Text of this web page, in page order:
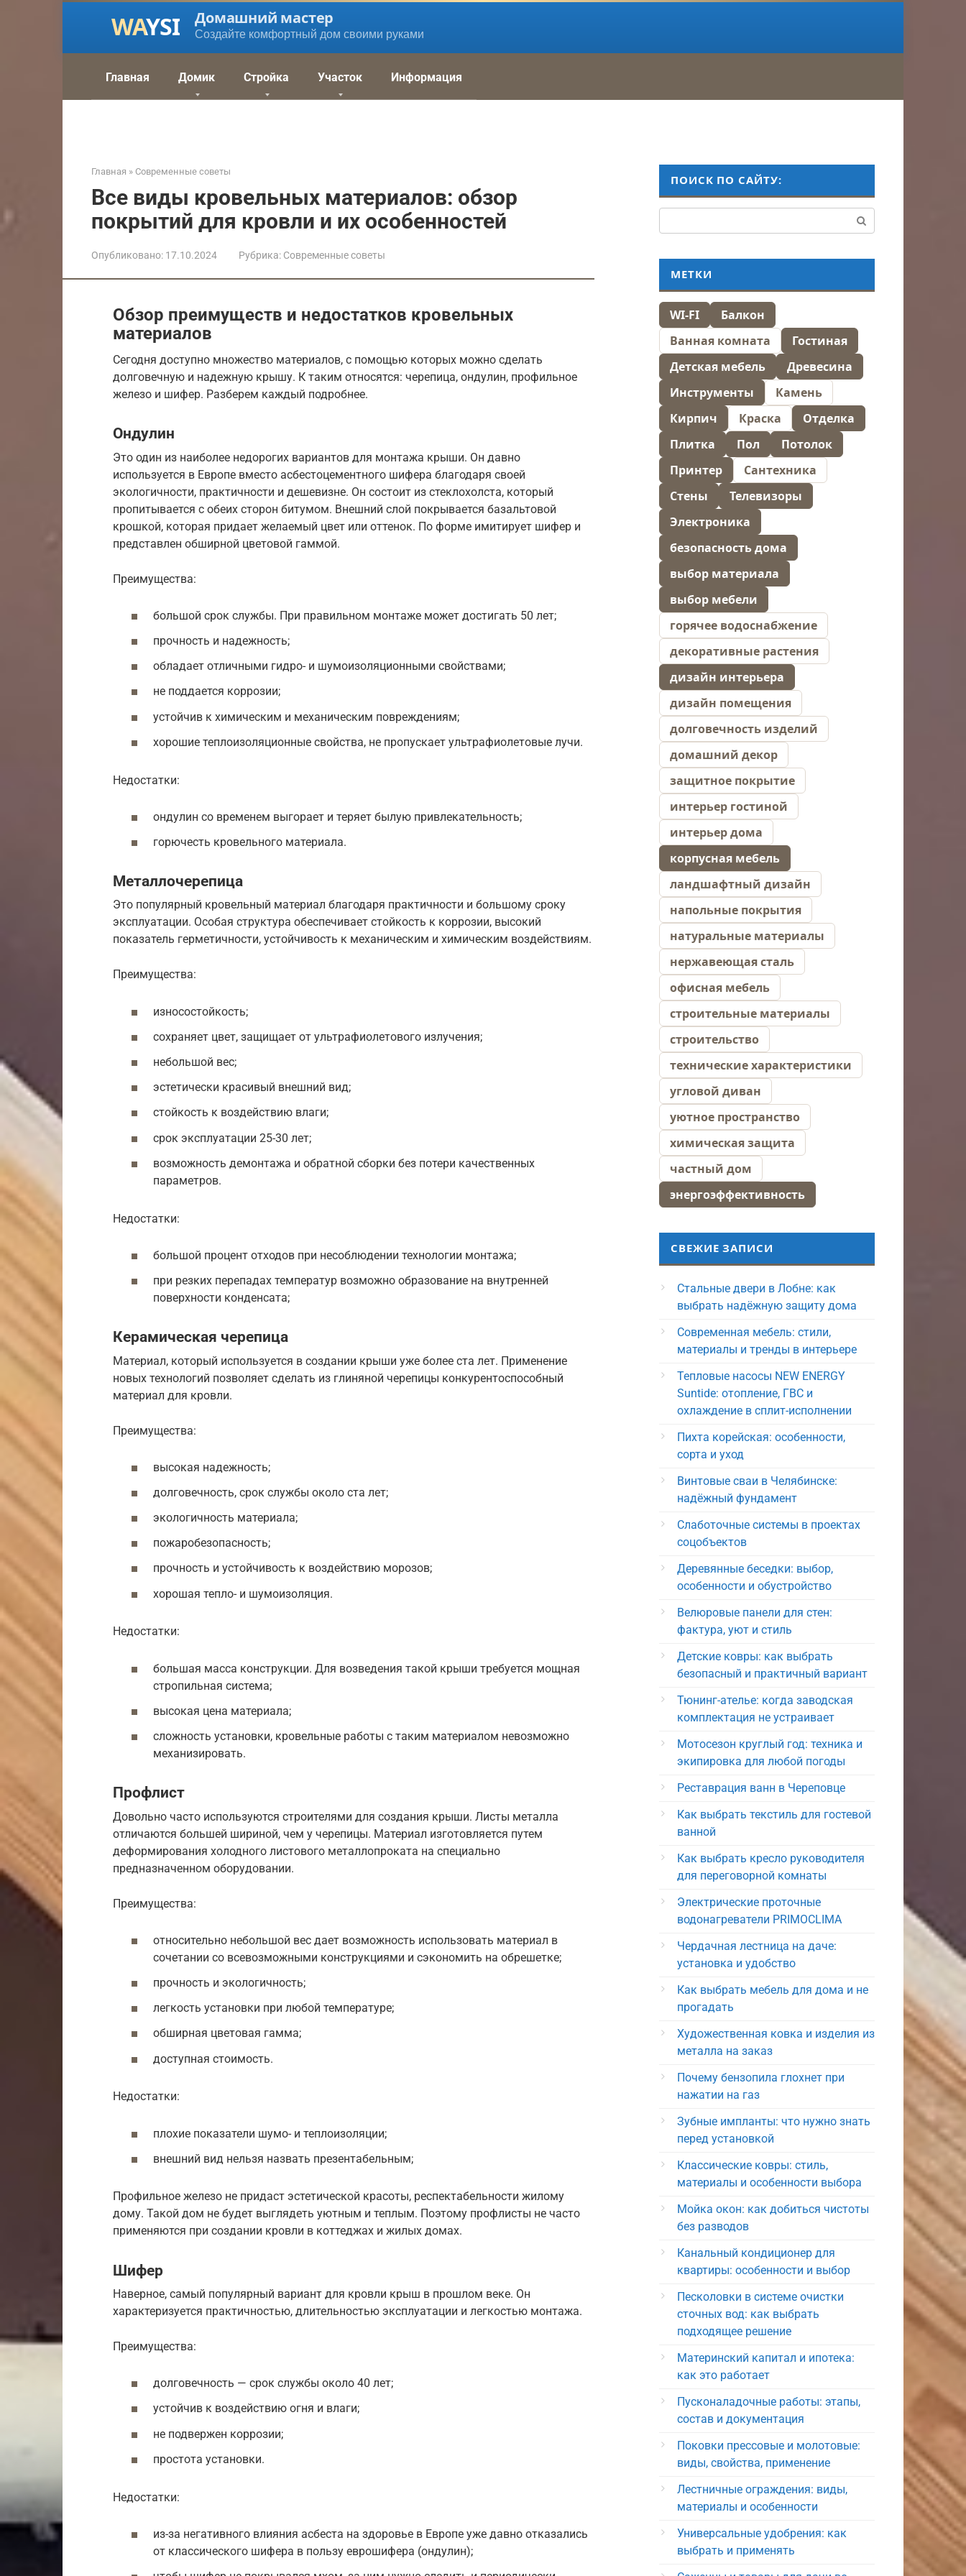
Домашний мастер
Создайте комфортный дом своими руками
Главная Домик Стройка Участок Информация
Главная » Современные советы
Все виды кровельных материалов: обзор
покрытий для кровли и их особенностей
Опубликовано: 17.10.2024 Рубрика: Современные советы
Обзор преимуществ и недостатков кровельных
материалов
Сегодня доступно множество материалов, с помощью которых можно сделать
долговечную и надежную крышу. К таким относятся: черепица, ондулин, профильное
железо и шифер. Разберем каждый подробнее.
Ондулин
Это один из наиболее недорогих вариантов для монтажа крыши. Он давно
используется в Европе вместо асбестоцементного шифера благодаря своей
экологичности, практичности и дешевизне. Он состоит из стеклохолста, который
пропитывается с обеих сторон битумом. Внешний слой покрывается базальтовой
крошкой, которая придает желаемый цвет или оттенок. По форме имитирует шифер и
представлен обширной цветовой гаммой.
Преимущества:
большой срок службы. При правильном монтаже может достигать 50 лет;
прочность и надежность;
обладает отличными гидро- и шумоизоляционными свойствами;
не поддается коррозии;
устойчив к химическим и механическим повреждениям;
хорошие теплоизоляционные свойства, не пропускает ультрафиолетовые лучи.
Недостатки:
ондулин со временем выгорает и теряет былую привлекательность;
горючесть кровельного материала.
Металлочерепица
Это популярный кровельный материал благодаря практичности и большому сроку
эксплуатации. Особая структура обеспечивает стойкость к коррозии, высокий
показатель герметичности, устойчивость к механическим и химическим воздействиям.
Преимущества:
износостойкость;
сохраняет цвет, защищает от ультрафиолетового излучения;
небольшой вес;
эстетически красивый внешний вид;
стойкость к воздействию влаги;
срок эксплуатации 25-30 лет;
возможность демонтажа и обратной сборки без потери качественных
параметров.
Недостатки:
большой процент отходов при несоблюдении технологии монтажа;
при резких перепадах температур возможно образование на внутренней
поверхности конденсата;
Керамическая черепица
Материал, который используется в создании крыши уже более ста лет. Применение
новых технологий позволяет сделать из глиняной черепицы конкурентоспособный
материал для кровли.
Преимущества:
высокая надежность;
долговечность, срок службы около ста лет;
экологичность материала;
пожаробезопасность;
прочность и устойчивость к воздействию морозов;
хорошая тепло- и шумоизоляция.
Недостатки:
большая масса конструкции. Для возведения такой крыши требуется мощная
стропильная система;
высокая цена материала;
сложность установки, кровельные работы с таким материалом невозможно
механизировать.
Профлист
Довольно часто используются строителями для создания крыши. Листы металла
отличаются большей шириной, чем у черепицы. Материал изготовляется путем
деформирования холодного листового металлопроката на специально
предназначенном оборудовании.
Преимущества:
относительно небольшой вес дает возможность использовать материал в
сочетании со всевозможными конструкциями и сэкономить на обрешетке;
прочность и экологичность;
легкость установки при любой температуре;
обширная цветовая гамма;
доступная стоимость.
Недостатки:
плохие показатели шумо- и теплоизоляции;
внешний вид нельзя назвать презентабельным;
Профильное железо не придаст эстетической красоты, респектабельности жилому
дому. Такой дом не будет выглядеть уютным и теплым. Поэтому профлисты не часто
применяются при создании кровли в коттеджах и жилых домах.
Шифер
Наверное, самый популярный вариант для кровли крыш в прошлом веке. Он
характеризуется практичностью, длительностью эксплуатации и легкостью монтажа.
Преимущества:
долговечность — срок службы около 40 лет;
устойчив к воздействию огня и влаги;
не подвержен коррозии;
простота установки.
Недостатки:
из-за негативного влияния асбеста на здоровье в Европе уже давно отказались
от классического шифера в пользу еврошифера (ондулин);
ПОИСК ПО САЙТУ:
МЕТКИ
WI-FI
Балкон
Ванная комната
Гостиная
Детская мебель
Древесина
Инструменты
Камень
Кирпич
Краска
Отделка
Плитка
Пол
Потолок
Принтер
Сантехника
Стены
Телевизоры
Электроника
безопасность дома
выбор материала
выбор мебели
горячее водоснабжение
декоративные растения
дизайн интерьера
дизайн помещения
долговечность изделий
домашний декор
защитное покрытие
интерьер гостиной
интерьер дома
корпусная мебель
ландшафтный дизайн
напольные покрытия
натуральные материалы
нержавеющая сталь
офисная мебель
строительные материалы
строительство
технические характеристики
угловой диван
уютное пространство
химическая защита
частный дом
энергоэффективность
СВЕЖИЕ ЗАПИСИ
Стальные двери в Лобне: как
выбрать надёжную защиту дома
Современная мебель: стили,
материалы и тренды в интерьере
Тепловые насосы NEW ENERGY
Suntide: отопление, ГВС и
охлаждение в сплит-исполнении
Пихта корейская: особенности,
сорта и уход
Винтовые сваи в Челябинске:
надёжный фундамент
Слаботочные системы в проектах
соцобъектов
Деревянные беседки: выбор,
особенности и обустройство
Велюровые панели для стен:
фактура, уют и стиль
Детские ковры: как выбрать
безопасный и практичный вариант
Тюнинг-ателье: когда заводская
комплектация не устраивает
Мотосезон круглый год: техника и
экипировка для любой погоды
Реставрация ванн в Череповце
Как выбрать текстиль для гостевой
ванной
Как выбрать кресло руководителя
для переговорной комнаты
Электрические проточные
водонагреватели PRIMOCLIMA
Чердачная лестница на даче:
установка и удобство
Как выбрать мебель для дома и не
прогадать
Художественная ковка и изделия из
металла на заказ
Почему бензопила глохнет при
нажатии на газ
Зубные импланты: что нужно знать
перед установкой
Классические ковры: стиль,
материалы и особенности выбора
Мойка окон: как добиться чистоты
без разводов
Канальный кондиционер для
квартиры: особенности и выбор
Песколовки в системе очистки
сточных вод: как выбрать
подходящее решение
Материнский капитал и ипотека:
как это работает
Пусконаладочные работы: этапы,
состав и документация
Поковки прессовые и молотовые:
виды, свойства, применение
Лестничные ограждения: виды,
материалы и особенности
Универсальные удобрения: как
выбрать и применять